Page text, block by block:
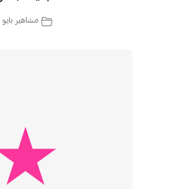
مشاهير بايو